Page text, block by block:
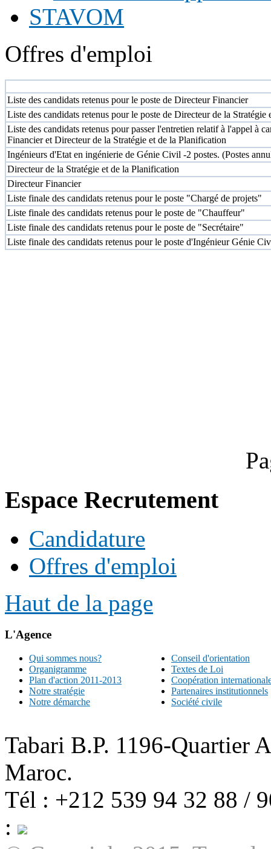
STAVOM
Offres d'emploi
Liste des candidats retenus pour le poste de Directeur Financier
Liste des candidats retenus pour le poste de Directeur de la
Liste des candidats retenus pour passer l'entretien relatif à l'appel à
Financier et Directeur de la Stratégie et de la Planification
Ingénieurs d'Etat en ingénierie de Génie Civil -2 postes. (Postes
Directeur de la Stratégie et de la Planification
Directeur Financier
Liste finale des candidats retenus pour le poste "Chargé de projets"
Liste finale des candidats retenus pour le poste de "Chauffeur"
Liste finale des candidats retenus pour le poste de "Secrétaire"
Liste finale des candidats retenus pour le poste d'Ingénieur Génie
Espace Recrutement
Candidature
Offres d'emploi
Haut de la page
L'Agence
Qui sommes nous?
Organigramme
Plan d'action 2011-2013
Notre stratégie
Notre démarche
Conseil d'orientation
Textes de Loi
Coopération
Partenaires institutionnels
Société civile
Tabari B.P. 1196-Quartier
Maroc.
Tél : +212 539 94 32 88 /
: